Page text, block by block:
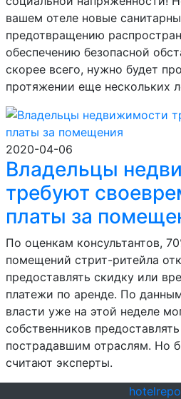
вашем отеле новые
предотвращению
обеспечению безопасной
скорее всего, нужно будет
протяжении еще нескольких
2020-04-06
Владельцы
требуют
платы за
По оценкам консультантов,
помещений стрит-ритейла
предоставлять скидку или
платежи по аренде. По
власти уже на этой неделе
собственников
пострадавшим отраслям. Но
считают эксперты.
hotel